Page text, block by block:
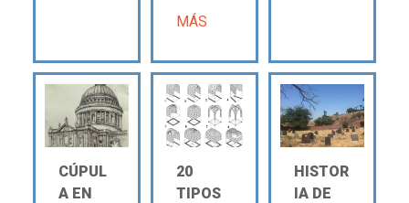
MÁS
CÚPUL
A EN
20
TIPOS
HISTOR
IA DE